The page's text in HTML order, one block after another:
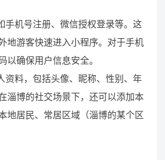
手机号注册、微信授权登录等。这
地游客快速进入小程序。对于手机
以确保用户信息安全。
资料，包括头像、昵称、性别、年
淄博的社交场景下，还可以添加本
地居民、常居区域（淄博的某个区